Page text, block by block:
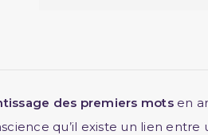
des premiers motsen
qu’il existe un lien entre